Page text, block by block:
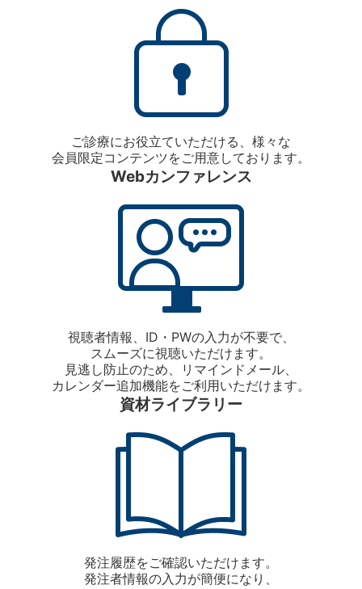
ご診療にお役立ていただける、様々な
会員限定コンテンツをご用意しております。
Webカンファレンス
視聴者情報、ID・PWの入力が不要で、
スムーズに視聴いただけます。
見逃し防止のため、リマインドメール、
カレンダー追加機能をご利用いただけます。
資材ライブラリー
発注履歴をご確認いただけます。
発注者情報の入力が簡便になり、